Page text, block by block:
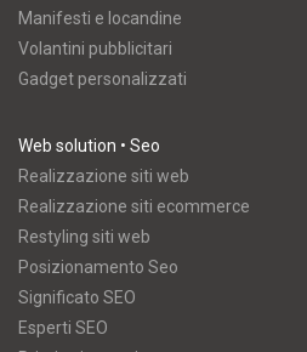
Manifesti e locandine
Volantini pubblicitari
Gadget personalizzati
Web solution • Seo
Realizzazione siti web
Realizzazione siti ecommerce
Restyling siti web
Posizionamento Seo
Significato SEO
Esperti SEO